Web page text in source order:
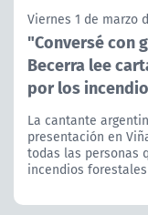
Viernes 1 de marzo
"Conversé con
Becerra lee
por los
La cantante
presentación en
todas las personas
incendios